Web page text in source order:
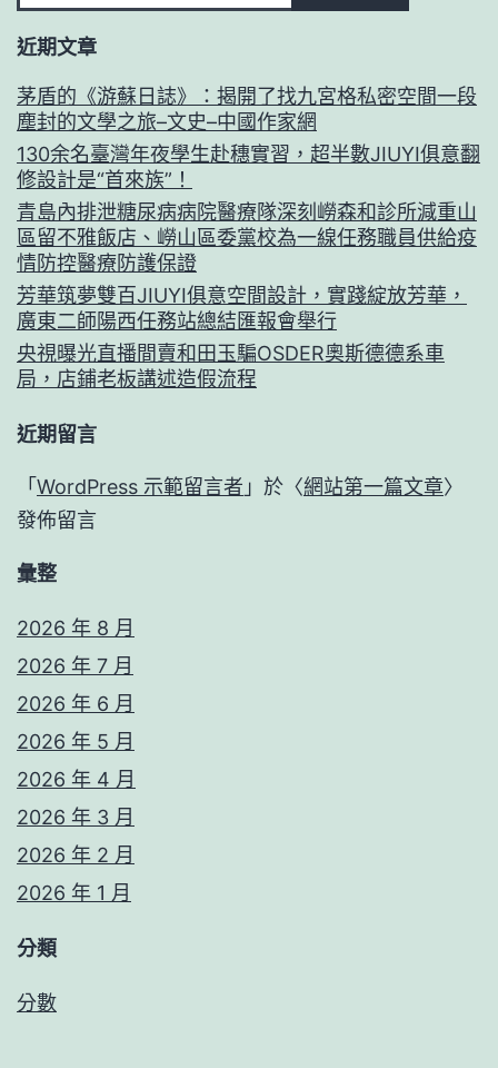
近期文章
茅盾的《游蘇日誌》：揭開了找九宮格私密空間一段
塵封的文學之旅–文史–中國作家網
130余名臺灣年夜學生赴穗實習，超半數JIUYI俱意翻
修設計是“首來族”！
青島內排泄糖尿病病院醫療隊深刻嶗森和診所減重山
區留不雅飯店、嶗山區委黨校為一線任務職員供給疫
情防控醫療防護保證
芳華筑夢雙百JIUYI俱意空間設計，實踐綻放芳華，
廣東二師陽西任務站總結匯報會舉行
央視曝光直播間賣和田玉騙OSDER奧斯德德系車
局，店鋪老板講述造假流程
近期留言
「 WordPress 示範留言者 」於〈網站第一篇文章〉
發佈留言
彙整
2026 年 8 月
2026 年 7 月
2026 年 6 月
2026 年 5 月
2026 年 4 月
2026 年 3 月
2026 年 2 月
2026 年 1 月
分類
分數